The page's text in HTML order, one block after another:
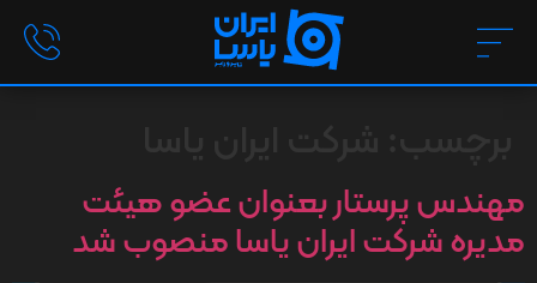
مهندس پرستار بعنوان عضو هيئت
مديره شركت ايران ياسا منصوب شد